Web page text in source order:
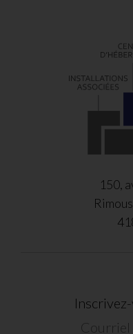
150,